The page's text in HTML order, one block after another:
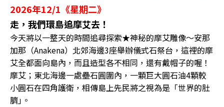
2026年12/1《星期二》
走，我們環島追摩艾去！
今天將以一整天的時間追尋探索★神秘的摩艾雕像〜安那
加那（Anakena）北郊海邊3座舉辦儀式石祭台，這裡的摩
艾全都面向島內，而且造型各不相同，還有戴帽子的喔！
摩艾；東北海邊一處壘石圓圍內，一顆巨大圓石油4顆較
小圓石在四角護衛，相傳島上先民將之視為是「世界的肚
臍｣。